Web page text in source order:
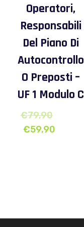
Operatori,
Responsabili
Del Piano Di
Autocontrollo
O Preposti –
UF 1 Modulo C
€79,90
€59,90